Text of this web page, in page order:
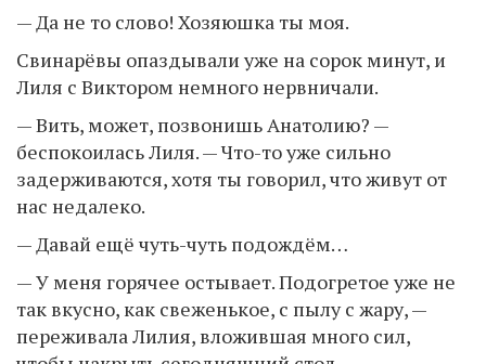
— Да не то слово! Хозяюшка ты моя.
Свинарёвы опаздывали уже на сорок минут, и
Лиля с Виктором немного нервничали.
— Вить, может, позвонишь Анатолию? —
беспокоилась Лиля. — Что-то уже сильно
задерживаются, хотя ты говорил, что живут от
нас недалеко.
— Давай ещё чуть-чуть подождём…
— У меня горячее остывает. Подогретое уже не
так вкусно, как свеженькое, с пылу с жару, —
переживала Лилия, вложившая много сил,